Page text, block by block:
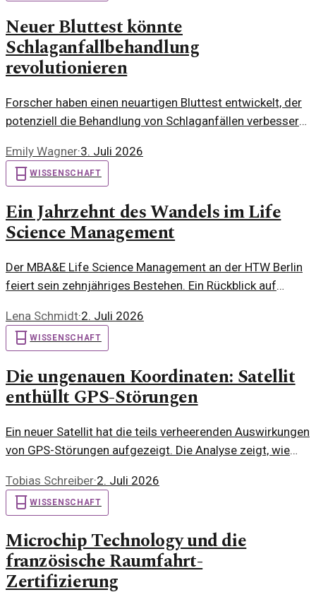
Neuer Bluttest könnte
Schlaganfallbehandlung
revolutionieren
Forscher haben einen neuartigen Bluttest entwickelt, der
potenziell die Behandlung von Schlaganfällen verbessern
und gezieltere Therapien.
Emily Wagner·3. Juli 2026
WISSENSCHAFT
Ein Jahrzehnt des Wandels im Life
Science Management
Der MBA&E Life Science Management an der HTW Berlin
feiert sein zehnjähriges Bestehen. Ein Rückblick auf
ist.
Lena Schmidt·2. Juli 2026
WISSENSCHAFT
Die ungenauen Koordinaten: Satellit
enthüllt GPS-Störungen
Ein neuer Satellit hat die teils verheerenden Auswirkungen
von GPS-Störungen aufgezeigt. Die Analyse zeigt, wie
Tobias Schreiber·2. Juli 2026
WISSENSCHAFT
Microchip Technology und die
französische Raumfahrt-
Zertifizierung